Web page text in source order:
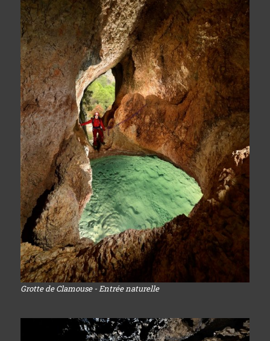
Grotte de Clamouse - Entrée naturelle